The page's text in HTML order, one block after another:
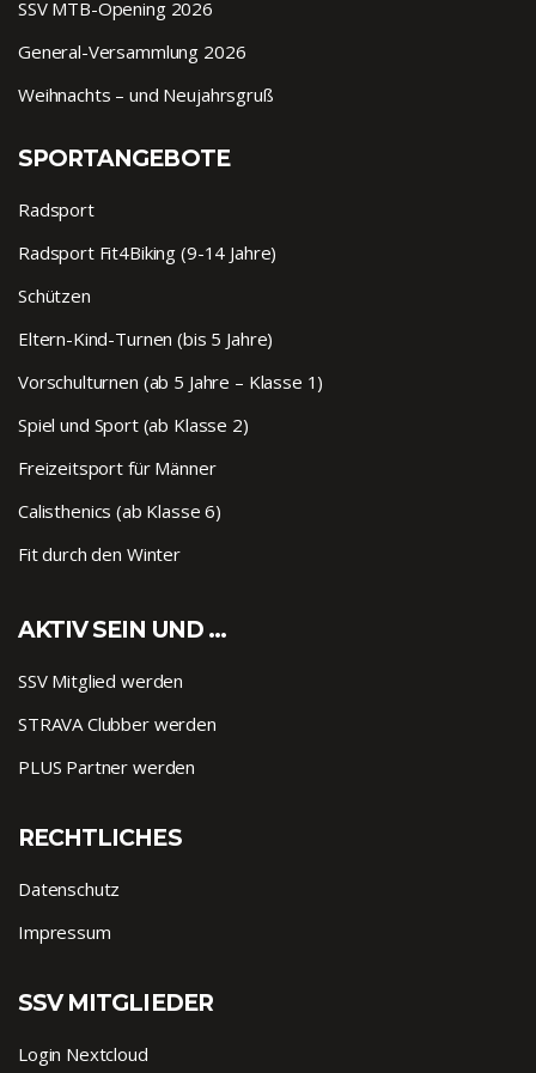
SSV MTB-Opening 2026
General-Versammlung 2026
Weihnachts – und Neujahrsgruß
SPORTANGEBOTE
Radsport
Radsport Fit4Biking (9-14 Jahre)
Schützen
Eltern-Kind-Turnen (bis 5 Jahre)
Vorschulturnen (ab 5 Jahre – Klasse 1)
Spiel und Sport (ab Klasse 2)
Freizeitsport für Männer
Calisthenics (ab Klasse 6)
Fit durch den Winter
AKTIV SEIN UND …
SSV Mitglied werden
STRAVA Clubber werden
PLUS Partner werden
RECHTLICHES
Datenschutz
Impressum
SSV MITGLIEDER
Login Nextcloud